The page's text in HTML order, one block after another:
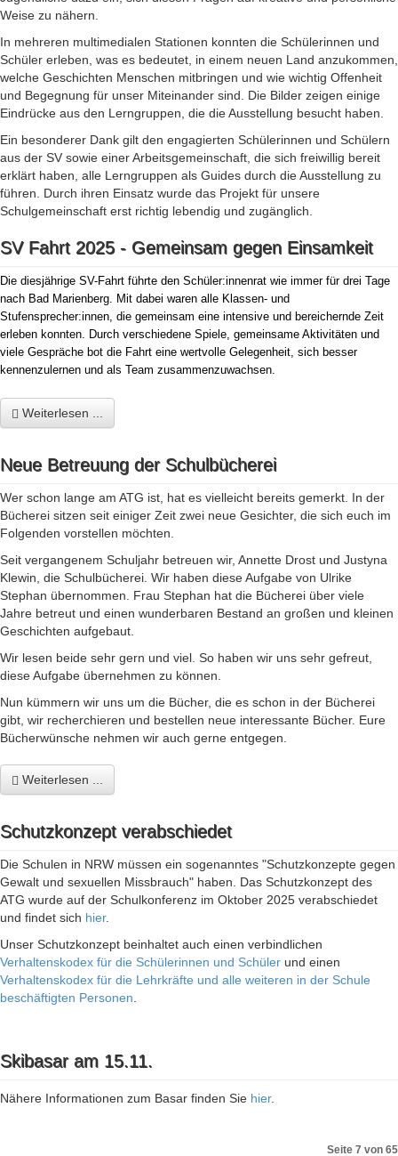
Weise zu nähern.
In mehreren multimedialen Stationen konnten die Schülerinnen und
Schüler erleben, was es bedeutet, in einem neuen Land anzukommen,
welche Geschichten Menschen mitbringen und wie wichtig Offenheit
und Begegnung für unser Miteinander sind. Die Bilder zeigen einige
Eindrücke aus den Lerngruppen, die die Ausstellung besucht haben.
Ein besonderer Dank gilt den engagierten Schülerinnen und Schülern
aus der SV sowie einer Arbeitsgemeinschaft, die sich freiwillig bereit
erklärt haben, alle Lerngruppen als Guides durch die Ausstellung zu
führen. Durch ihren Einsatz wurde das Projekt für unsere
Schulgemeinschaft erst richtig lebendig und zugänglich.
SV Fahrt 2025 - Gemeinsam gegen Einsamkeit
Die diesjährige SV-Fahrt führte den Schüler:innenrat wie immer für drei Tage
nach Bad Marienberg. Mit dabei waren alle Klassen- und
Stufensprecher:innen, die gemeinsam eine intensive und bereichernde Zeit
erleben konnten. Durch verschiedene Spiele, gemeinsame Aktivitäten und
viele Gespräche bot die Fahrt eine wertvolle Gelegenheit, sich besser
kennenzulernen und als Team zusammenzuwachsen.
Weiterlesen ...
Neue Betreuung der Schulbücherei
Wer schon lange am ATG ist, hat es vielleicht bereits gemerkt. In der
Bücherei sitzen seit einiger Zeit zwei neue Gesichter, die sich euch im
Folgenden vorstellen möchten.
Seit vergangenem Schuljahr betreuen wir, Annette Drost und Justyna
Klewin, die Schulbücherei. Wir haben diese Aufgabe von Ulrike
Stephan übernommen. Frau Stephan hat die Bücherei über viele
Jahre betreut und einen wunderbaren Bestand an großen und kleinen
Geschichten aufgebaut.
Wir lesen beide sehr gern und viel. So haben wir uns sehr gefreut,
diese Aufgabe übernehmen zu können.
Nun kümmern wir uns um die Bücher, die es schon in der Bücherei
gibt, wir recherchieren und bestellen neue interessante Bücher. Eure
Bücherwünsche nehmen wir auch gerne entgegen.
Weiterlesen ...
Schutzkonzept verabschiedet
Die Schulen in NRW müssen ein sogenanntes "Schutzkonzepte gegen
Gewalt und sexuellen Missbrauch" haben. Das Schutzkonzept des
ATG wurde auf der Schulkonferenz im Oktober 2025 verabschiedet
und findet sich hier.
Unser Schutzkonzept beinhaltet auch einen verbindlichen
Verhaltenskodex für die Schülerinnen und Schüler und einen
Verhaltenskodex für die Lehrkräfte und alle weiteren in der Schule
beschäftigten Personen
Skibasar am 15.11.
Nähere Informationen zum Basar finden Sie hier.
Seite 7 von 65